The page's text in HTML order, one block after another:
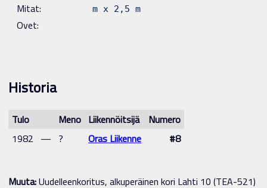
Mitat: m x 2,5 m
Ovet:
Historia
Tulo Meno Liikennöitsijä
Numero
1982 — ? Oras Liikenne #8
Muuta:Uudelleenkoritus, alkuperäinen kori Lahti 10 (TEA-521)